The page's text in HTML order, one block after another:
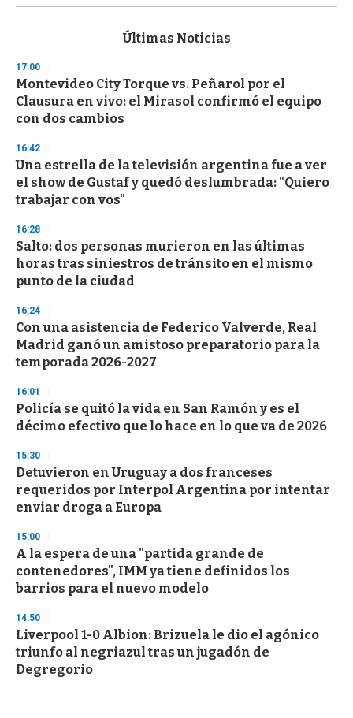
s
d
s
o
f
3
s
e
c
o
n
Últimas Noticias
17:00
Montevideo City Torque vs. Peñarol por el
Clausura en vivo: el Mirasol confirmó el equipo
con dos cambios
16:42
Una estrella de la televisión argentina fue a ver
el show de Gustaf y quedó deslumbrada: "Quiero
trabajar con vos"
16:28
Salto: dos personas murieron en las últimas
horas tras siniestros de tránsito en el mismo
punto de la ciudad
16:24
Con una asistencia de Federico Valverde, Real
Madrid ganó un amistoso preparatorio para la
temporada 2026-2027
16:01
Policía se quitó la vida en San Ramón y es el
décimo efectivo que lo hace en lo que va de 2026
15:30
Detuvieron en Uruguay a dos franceses
requeridos por Interpol Argentina por intentar
enviar droga a Europa
15:00
A la espera de una "partida grande de
contenedores", IMM ya tiene definidos los
barrios para el nuevo modelo
14:50
Liverpool 1-0 Albion: Brizuela le dio el agónico
triunfo al negriazul tras un jugadón de
Degregorio